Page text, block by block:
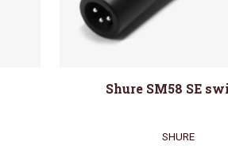
Shure SM58 SE
SHURE